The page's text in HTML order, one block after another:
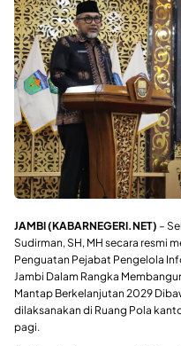
JAMBI (KABARNEGERI.NET) –
Sudirman, SH, MH secara resmi
Penguatan Pejabat Pengelola
Jambi Dalam Rangka
Mantap Berkelanjutan 2029
dilaksanakan di Ruang Pola
pagi.